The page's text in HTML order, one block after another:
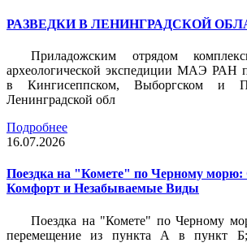
РАЗВЕДКИ В ЛЕНИНГРАДСКОЙ
Приладожским отрядом
археологической экспедиции МАЭ РАН
в Кингисеппском, Выборгском и
Ленинградской обл
Подробнее
16.07.2026
Поездка на "Комете" по Черному морю:
Комфорт и Незабываемые Виды
Поездка на "Комете" по Черному
перемещение из пункта А в пункт Б;